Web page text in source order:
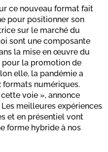
ce nouveau format fait
pour positionner son
sur le marché du
sont une composante
la mise en œuvre du
la promotion de
elle, la pandémie a
formats numériques.
cette voie », annonce
meilleures expériences
et en présentiel vont
forme hybride à nos